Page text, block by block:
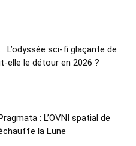
L’odyssée sci-fi glaçante de
elle le détour en 2026 ?
: L’OVNI spatial de
la Lune